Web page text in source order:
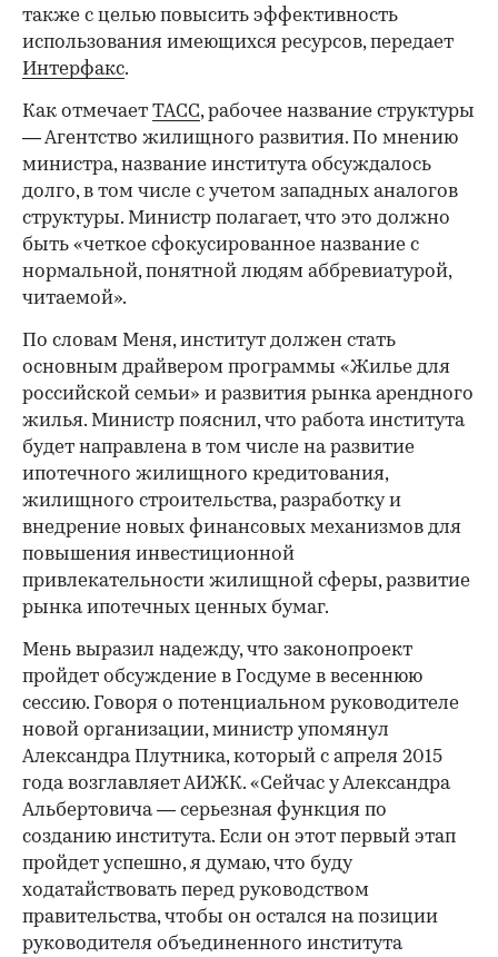
также с целью повысить эффективность
использования имеющихся ресурсов, передает
Интерфакс.
Как отмечает ТАСС, рабочее название структуры
— Агентство жилищного развития. По мнению
министра, название института обсуждалось
долго, в том числе с учетом западных аналогов
структуры. Министр полагает, что это должно
быть «четкое сфокусированное название с
нормальной, понятной людям аббревиатурой,
читаемой».
По словам Меня, институт должен стать
основным драйвером программы «Жилье для
российской семьи» и развития рынка арендного
жилья. Министр пояснил, что работа института
будет направлена в том числе на развитие
ипотечного жилищного кредитования,
жилищного строительства, разработку и
внедрение новых финансовых механизмов для
повышения инвестиционной
привлекательности жилищной сферы, развитие
рынка ипотечных ценных бумаг.
Мень выразил надежду, что законопроект
пройдет обсуждение в Госдуме в весеннюю
сессию. Говоря о потенциальном руководителе
новой организации, министр упомянул
Александра Плутника, который с апреля 2015
года возглавляет АИЖК. «Сейчас у Александра
Альбертовича — серьезная функция по
созданию института. Если он этот первый этап
пройдет успешно, я думаю, что буду
ходатайствовать перед руководством
правительства, чтобы он остался на позиции
руководителя объединенного института